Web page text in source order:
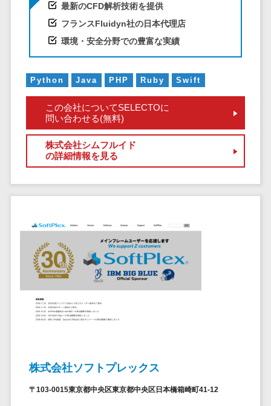
歯科予約システム>
リハビリ管理システム>
電子薬歴システム>
不動産業界向け
不動産管理サービス>
不動産業務支援サービス>
不動産オーナーアプリ>
用地管理システム>
業界・業種特化型
保険代理店システム>
図面検索システム>
フィールド業務支援サービス>
クラウド基盤
クローニング
ツール
データセンタ
クラウドバッ
デスクトップ
仮想化
IoT空調制御
IoTプラットフ
IT資産管理ツー
SaaS管理ツー
ル
モバイルデバ
イス管理
ム
システム連携
最新のCFD解析技術を提供
フランスFluidyn社の日本代理店
環境・安全分野での豊富な実績
Python Java PHP Ruby Swift
この会社についてSELECTOに
問い合わせる(無料)
株式会社シムフルイド
の詳細情報を見る
株式会社ソフトプレックス
〒103-0015東京都中央区東京都中央区日本橋箱崎町41-12